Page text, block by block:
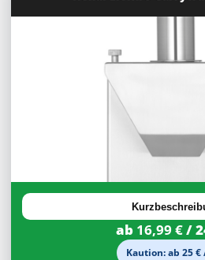
30%
Rabatt ab 16,99 €/
Kaution: ab 25 €